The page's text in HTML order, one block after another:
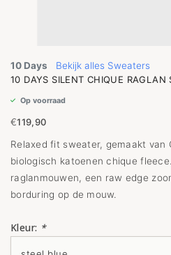
10 Days
Bekijk alles Sweaters
10 DAYS SILENT CHIQUE RAGLAN
Op voorraad
€119,90
Relaxed fit sweater, gemaakt van
biologisch katoenen chique
raglanmouwen, een raw edge
borduring op de mouw.
Kleur: *